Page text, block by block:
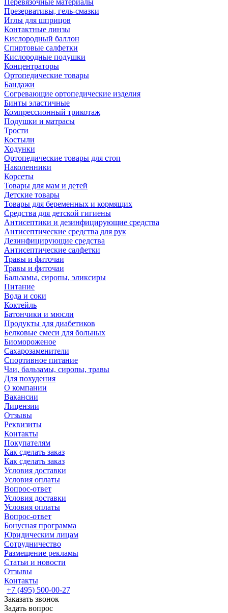
Перевязочные материалы
Презервативы, гель-смазки
Иглы для шприцов
Контактные линзы
Кислородный баллон
Спиртовые салфетки
Кислородные подушки
Концентраторы
Ортопедические товары
Бандажи
Согревающие ортопедические изделия
Бинты эластичные
Компрессионный трикотаж
Подушки и матрасы
Трости
Костыли
Ходунки
Ортопедические товары для стоп
Наколенники
Корсеты
Товары для мам и детей
Детские товары
Товары для беременных и кормящих
Средства для детской гигиены
Антисептики и дезинфицирующие средства
Антисептические средства для рук
Дезинфицирующие средства
Антисептические салфетки
Травы и фиточаи
Травы и фиточаи
Бальзамы, сиропы, эликсиры
Питание
Вода и соки
Коктейль
Батончики и мюсли
Продукты для диабетиков
Белковые смеси для больных
Биомороженое
Сахарозаменители
Спортивное питание
Чаи, бальзамы, сиропы, травы
Для похудения
О компании
Вакансии
Лицензии
Отзывы
Реквизиты
Контакты
Покупателям
Как сделать заказ
Как сделать заказ
Условия доставки
Условия оплаты
Вопрос-ответ
Условия доставки
Условия оплаты
Вопрос-ответ
Бонусная программа
Юридическим лицам
Сотрудничество
Размещение рекламы
Статьи и новости
Отзывы
Контакты
+7 (495) 500-00-27
Заказать звонок
Задать вопрос